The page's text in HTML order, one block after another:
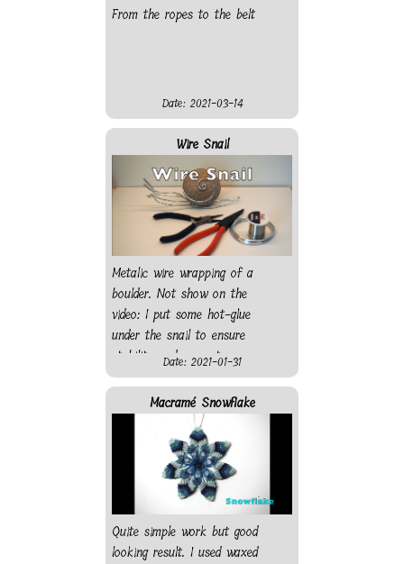
From the ropes to the belt
Date: 2021-03-14
Wire Snail
Metalic wire wrapping of a
boulder. Not show on the
video: I put some hot-glue
under the snail to ensure
stability and prevent
scratching the surface it will
rest on.
Date: 2021-01-31
Macramé Snowflake
Quite simple work but good
looking result. I used waxed